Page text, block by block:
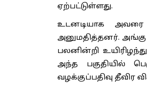
ஏற்பட்டுள்ளது.
உடனடியாக அவரை
அனுமதித்தனர். அங்கு
பலனின்றி
அந்த பகுதியில்
வழக்குப்பதிவு